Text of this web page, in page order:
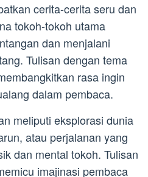
cerita-cerita seru dan
tokoh-tokoh utama
dan menjalani
Tulisan dengan tema
rasa ingin
dalam pembaca.
meliputi eksplorasi dunia
atau perjalanan yang
dan mental tokoh. Tulisan
imajinasi pembaca